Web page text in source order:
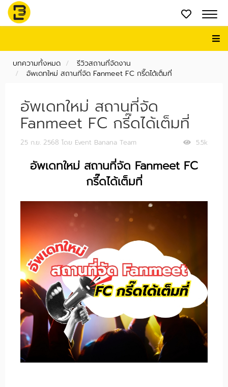
บทความทั้งหมด
รีวิวสถานที่จัดงาน
อัพเดทใหม่ สถานที่จัด Fanmeet FC กรี๊ดได้เต็มที่
อัพเดทใหม่ สถานที่จัด
Fanmeet FC กรี๊ดได้เต็มที่
5.5k
25 ก.ย. 2568 โดย Event Banana Team
อัพเดทใหม่ สถานที่จัด Fanmeet FC
กรี๊ดได้เต็มที่